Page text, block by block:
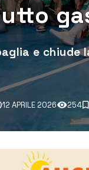
e chiude
12 APRILE 2026 254